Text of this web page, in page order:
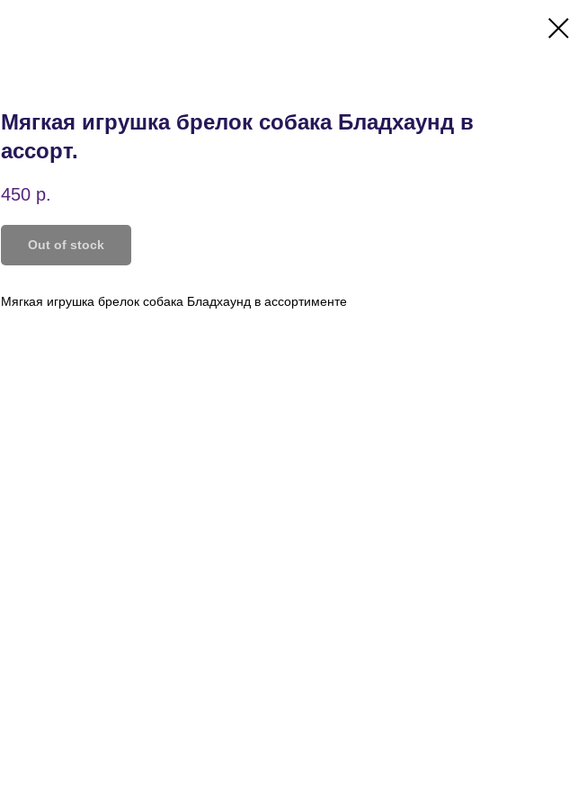
Мягкая игрушка брелок собака Бладхаунд в
ассорт.
450 р.
Out of stock
Мягкая игрушка брелок собака Бладхаунд в ассортименте